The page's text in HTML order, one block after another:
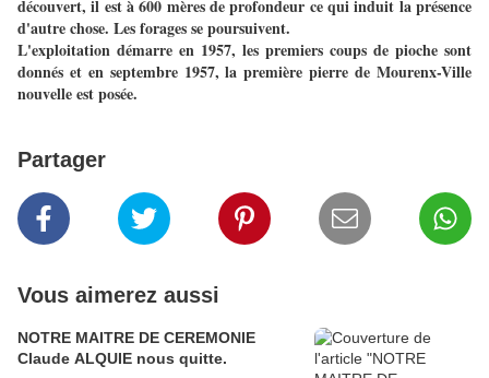
découvert, il est à 600 mères de profondeur ce qui induit la présence
d'autre chose. Les forages se poursuivent.
L'exploitation démarre en 1957, les premiers coups de pioche sont
donnés et en septembre 1957, la première pierre de Mourenx-Ville
nouvelle est posée.
Partager
Vous aimerez aussi
NOTRE MAITRE DE CEREMONIE
Claude ALQUIE nous quitte.